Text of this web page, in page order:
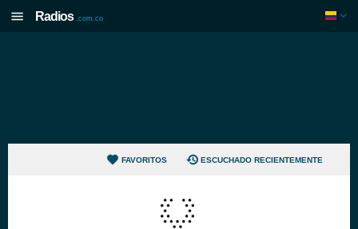
Radios .com.co
FAVORITOS ESCUCHADO RECIENTEMENTE